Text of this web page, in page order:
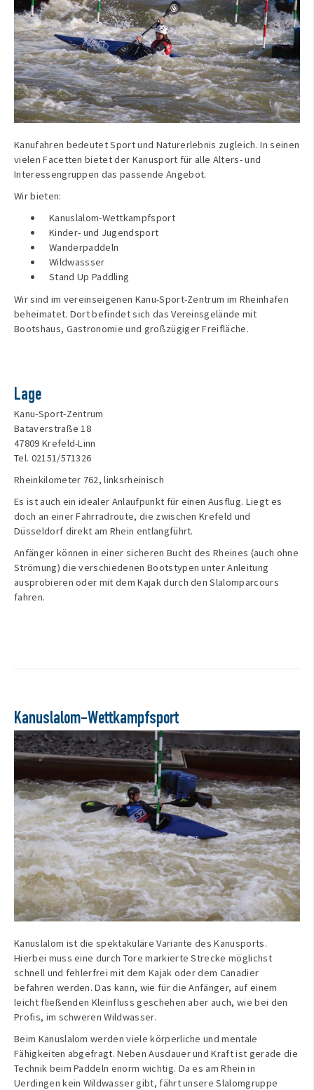
Kanufahren bedeutet Sport und Naturerlebnis zugleich. In seinen
vielen Facetten bietet der Kanusport für alle Alters- und
Interessengruppen das passende Angebot.
Wir bieten:
Kanuslalom-Wettkampfsport
Kinder- und Jugendsport
Wanderpaddeln
Wildwassser
Stand Up Paddling
Wir sind im vereinseigenen Kanu-Sport-Zentrum im Rheinhafen
beheimatet. Dort befindet sich das Vereinsgelände mit
Bootshaus, Gastronomie und großzügiger Freifläche.
Lage
Kanu-Sport-Zentrum
Bataverstraße 18
47809 Krefeld-Linn
Tel. 02151/571326
Rheinkilometer 762, linksrheinisch
Es ist auch ein idealer Anlaufpunkt für einen Ausflug. Liegt es
doch an einer Fahrradroute, die zwischen Krefeld und
Düsseldorf direkt am Rhein entlangführt.
Anfänger können in einer sicheren Bucht des Rheines (auch ohne
Strömung) die verschiedenen Bootstypen unter Anleitung
ausprobieren oder mit dem Kajak durch den Slalomparcours
fahren.
Kanuslalom-Wettkampfsport
Kanuslalom ist die spektakuläre Variante des Kanusports.
Hierbei muss eine durch Tore markierte Strecke möglichst
schnell und fehlerfrei mit dem Kajak oder dem Canadier
befahren werden. Das kann, wie für die Anfänger, auf einem
leicht fließenden Kleinfluss geschehen aber auch, wie bei den
Profis, im schweren Wildwasser.
Beim Kanuslalom werden viele körperliche und mentale
Fähigkeiten abgefragt. Neben Ausdauer und Kraft ist gerade die
Technik beim Paddeln enorm wichtig. Da es am Rhein in
Uerdingen kein Wildwasser gibt, fährt unsere Slalomgruppe